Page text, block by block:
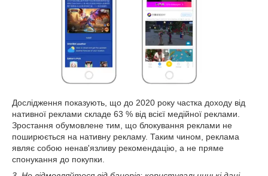
Дослідження показують, що до 2020 року частка доходу від
нативної реклами складе 63 % від всієї медійної реклами.
Зростання обумовлене тим, що блокування реклами не
поширюється на нативну рекламу. Таким чином, реклама
являє собою ненав'язливу рекомендацію, а не пряме
спонукання до покупки.